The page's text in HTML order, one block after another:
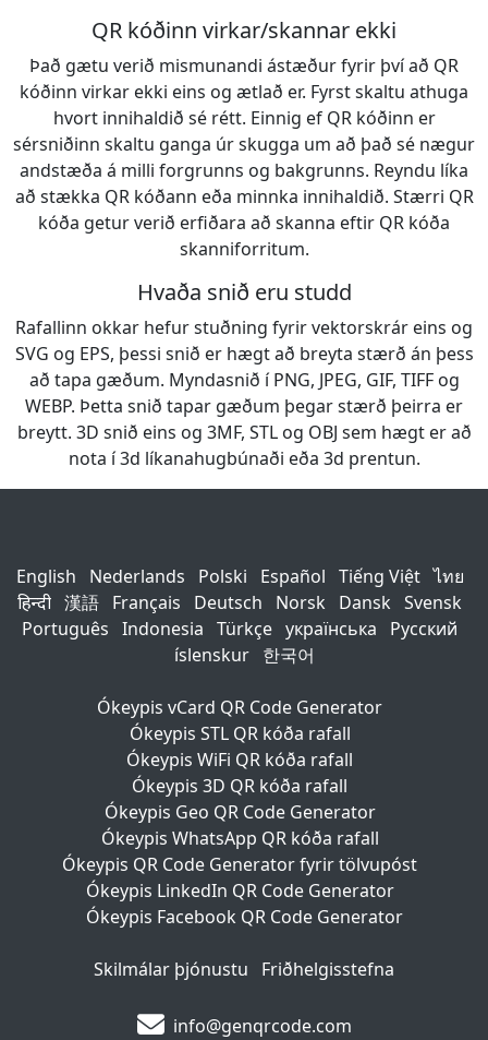
QR kóðinn virkar/skannar ekki
Það gætu verið mismunandi ástæður fyrir því að QR
kóðinn virkar ekki eins og ætlað er. Fyrst skaltu athuga
hvort innihaldið sé rétt. Einnig ef QR kóðinn er
sérsniðinn skaltu ganga úr skugga um að það sé nægur
andstæða á milli forgrunns og bakgrunns. Reyndu líka
að stækka QR kóðann eða minnka innihaldið. Stærri QR
kóða getur verið erfiðara að skanna eftir QR kóða
skanniforritum.
Hvaða snið eru studd
Rafallinn okkar hefur stuðning fyrir vektorskrár eins og
SVG og EPS, þessi snið er hægt að breyta stærð án þess
að tapa gæðum. Myndasnið í PNG, JPEG, GIF, TIFF og
WEBP. Þetta snið tapar gæðum þegar stærð þeirra er
breytt. 3D snið eins og 3MF, STL og OBJ sem hægt er að
nota í 3d líkanahugbúnaði eða 3d prentun.
English Nederlands Polski Español Tiếng Việt ไทย
हिन्दी 漢語 Français Deutsch Norsk Dansk Svensk
Português Indonesia Türkçe українська
Русский
íslenskur
한국어
Ókeypis vCard QR Code Generator
Ókeypis STL QR kóða rafall
Ókeypis WiFi QR kóða rafall
Ókeypis 3D QR kóða rafall
Ókeypis Geo QR Code Generator
Ókeypis WhatsApp QR kóða rafall
Ókeypis QR Code Generator fyrir tölvupóst
Ókeypis LinkedIn QR Code Generator
Ókeypis Facebook QR Code Generator
Skilmálar þjónustu Friðhelgisstefna
info@genqrcode.com